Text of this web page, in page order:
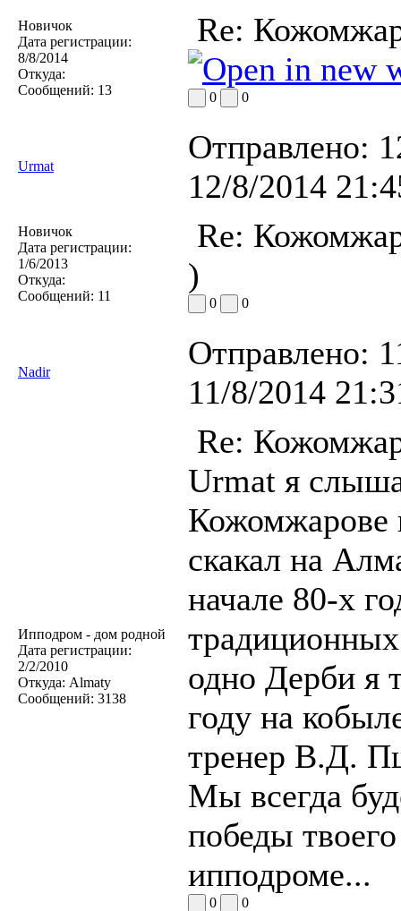
Новичок
Дата регистрации:
8/8/2014
Откуда:
Сообщений: 13
Re:
0 0
Urmat
Отправлено:
12/8/2014
Новичок
Дата регистрации:
1/6/2013
Откуда:
Сообщений: 11
Re:
)
0 0
Nadir
Отправлено:
11/8/2014
Ипподром - дом родной
Дата регистрации:
2/2/2010
Откуда: Almaty
Сообщений: 3138
Re:
Urmat я
Кожомжарове
скакал на
начале 80-х
одно Дерби я
году на
тренер В.Д.
Мы всегда
победы
ипподроме...
0 0